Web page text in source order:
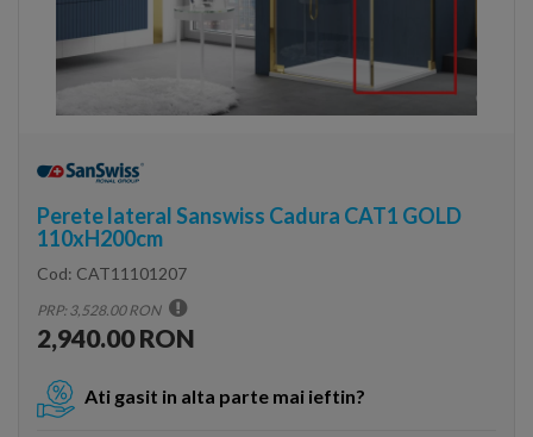
Perete lateral Sanswiss Cadura CAT1 GOLD
110xH200cm
Cod: CAT11101207
PRP: 3,528.00 RON
2,940.00 RON
Ati gasit in alta parte mai ieftin?